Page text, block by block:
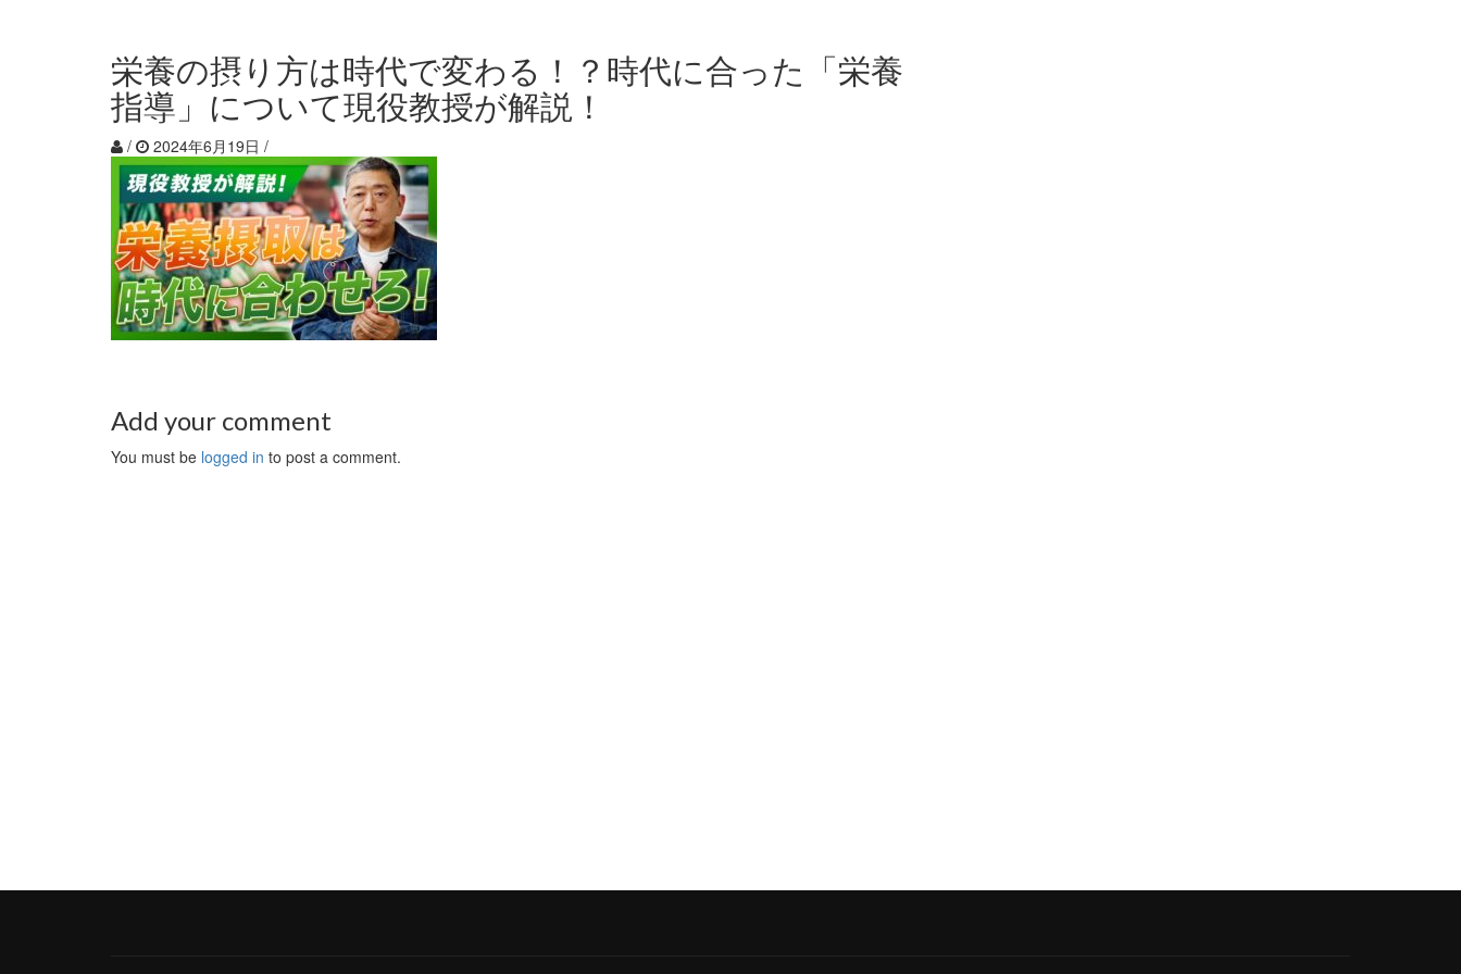
栄養の摂り方は時代で変わる！？時代に合った「栄養
指導」について現役教授が解説！
/ 2024年6月19日 /
Add your comment
You must be logged in to post a comment.